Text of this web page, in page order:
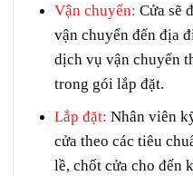
Vận chuyển: Cửa sẽ
vận chuyển đến địa
dịch vụ vận chuyển
trong gói lắp đặt.
Lắp đặt: Nhân viên
cửa theo các tiêu
lề, chốt cửa cho đến